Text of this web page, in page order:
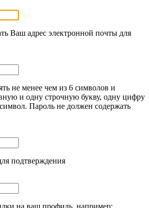
Ваш адрес электронной почты для
не менее чем из 6 символов и
и одну строчную букву, одну цифру
Пароль не должен содержать
подтверждения